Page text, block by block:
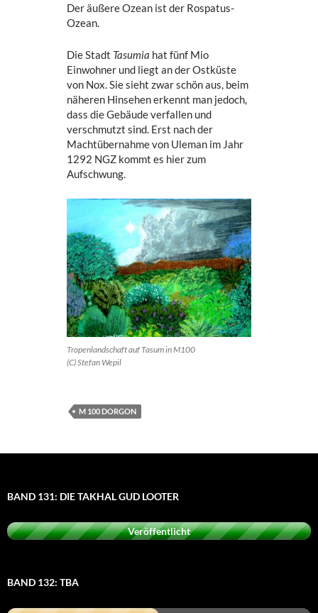
Der äußere Ozean ist der Rospatus-
Ozean.
Die Stadt Tasumia hat fünf Mio
Einwohner und liegt an der Ostküste
von Nox. Sie sieht zwar schön aus, beim
näheren Hinsehen erkennt man jedoch,
dass die Gebäude verfallen und
verschmutzt sind. Erst nach der
Machtübernahme von Uleman im Jahr
1292 NGZ kommt es hier zum
Aufschwung.
Tropenlandschaft auf Tasum in M100
(C) Stefan Wepil
M 100 DORGON
BAND 131: DIE TAKHAL GUD LOOTER
Veröffentlicht
BAND 132: TBA